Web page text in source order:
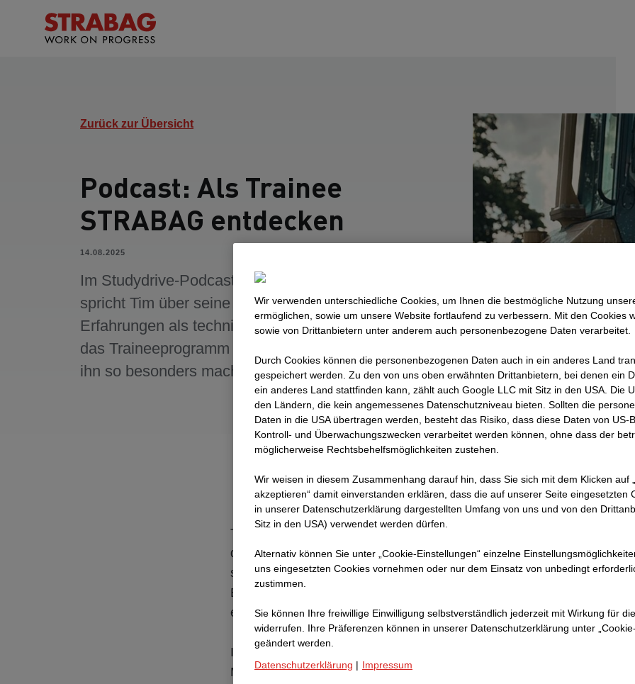
Zurück zur Übersicht
Podcast: Als Trainee
STRABAG entdecken
14.08.2025
Im Studydrive-Podcast "Career to Go"
spricht Tim über seine aktuellen
Erfahrungen als technischer Trainee. Was
das Traineeprogramm bei STRABAG für
ihn so besonders macht, erfährst du hier.
Tims Ziel ist die Bauleitung. Ob Erdbau, Entwässerungsbau oder
der technische Trainee hat schon einiges bei STRABAG
seiner Seite und erste Ansprechperson, wenn er was auf dem Herzen
Buddy. Diese Rolle übernimmt meist ein:e ehemalige:r Trainee oder
ein anderes Teammitglied.
In Deutschland verbringt Tim insgesamt ein Jahr seiner Traineezeit,
Monate im Ausland, genauer gesagt in Großbritannien. Dort wird er an
Wir verwenden unterschiedliche Cookies, um Ihnen die best­mögliche Nutzung
ermöglichen, sowie um unsere Website fortlaufend zu verbessern. Mit den Cookies
sowie von Drittanbietern unter anderem auch personenbezogene Daten verarbeitet.
Durch Cookies können die personenbezogenen Daten auch in ein anderes Land
gespeichert werden. Zu den von uns oben erwähnten Drittanbietern, bei denen ein
ein anderes Land stattfinden kann, zählt auch Google LLC mit Sitz in den USA. Die
den Ländern, die kein angemessenes Datenschutzniveau bieten. Sollten die
Daten in die USA übertragen werden, besteht das Risiko, dass diese Daten von US-
Kontroll- und Überwachungszwecken verarbeitet werden können, ohne dass der
möglicherweise Rechtsbehelfsmöglichkeiten zustehen.
Wir weisen in diesem Zusammenhang darauf hin, dass Sie sich mit dem Klicken auf
akzeptieren“ damit ein­ver­standen erklären, dass die auf unserer Seite eingesetzten
in unserer Datenschutzerklärung dargestellten Umfang von uns und von den
Sitz in den USA) verwendet werden dürfen.
Alternativ können Sie unter „Cookie-Einstellungen“ einzelne
uns eingesetzten Cookies vornehmen oder nur dem Einsatz von unbedingt
zustimmen.
Sie können Ihre freiwillige Einwilligung selbstverständlich jederzeit mit Wirkung für
widerrufen. Ihre Prä­fe­renzen können in unserer Datenschutzerklärung unter
geändert werden.
Datenschutzerklärung | Impressum